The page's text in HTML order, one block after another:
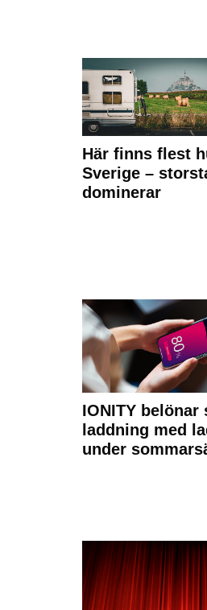
Här finns flest
Sverige –
dominerar
IONITY belönar
laddning med
under